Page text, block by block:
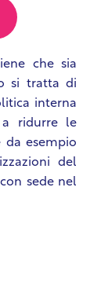
che sia
si tratta di
interna
ridurre le
da esempio
del
sede nel